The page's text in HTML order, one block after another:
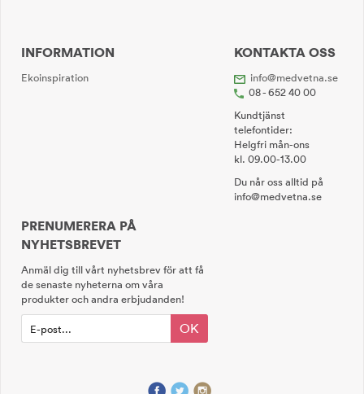
INFORMATION
Ekoinspiration
KONTAKTA OSS
info@medvetna.se
08 - 652 40 00
Kundtjänst
telefontider:
Helgfri mån-ons
kl. 09.00-13.00
Du når oss alltid på
info@medvetna.se
PRENUMERERA PÅ
NYHETSBREVET
Anmäl dig till vårt nyhetsbrev för att få
de senaste nyheterna om våra
produkter och andra erbjudanden!
OK